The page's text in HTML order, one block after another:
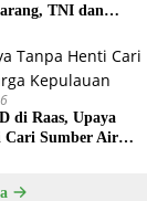
TNI dan
di Raas, Upaya
Cari Sumber Air